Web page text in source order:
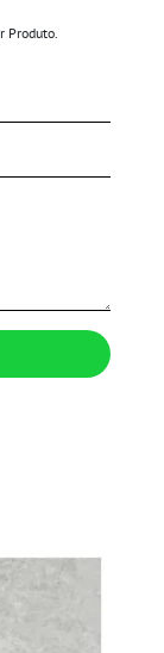
Produto.